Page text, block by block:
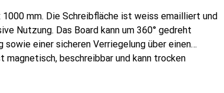
mm. Die Schreibfläche ist weiss emailliert und
Nutzung. Das Board kann um 360° gedreht
einer sicheren Verriegelung über einen
beschreibbar und kann trocken